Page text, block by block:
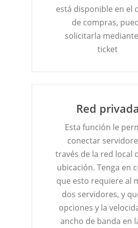
está disponible en el
de compras,
solicitarla
ticket
Red privada
Esta función le
conectar
través de la red local
ubicación. Tenga en
que esto requiere al
dos servidores, y
opciones y la
ancho de banda en